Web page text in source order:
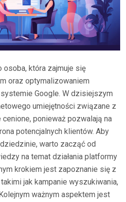
która zajmuje się
oraz optymalizowaniem
Google. W dzisiejszym
umiejętności związane z
ponieważ pozwalają na
potencjalnych klientów. Aby
warto zacząć od
na temat działania platformy
krokiem jest zapoznanie się z
jak kampanie wyszukiwania,
ważnym aspektem jest